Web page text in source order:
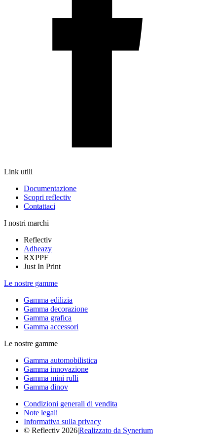
Link utili
Documentazione
Scopri reflectiv
Contattaci
I nostri marchi
Reflectiv
Adheazy
RXPPF
Just In Print
Le nostre gamme
Gamma edilizia
Gamma decorazione
Gamma grafica
Gamma accessori
Le nostre gamme
Gamma automobilistica
Gamma innovazione
Gamma mini rulli
Gamma dinov
Condizioni generali di vendita
Note legali
Informativa sulla privacy
© Reflectiv 2026|Realizzato da Synerium